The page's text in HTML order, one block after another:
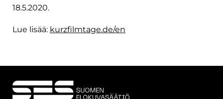
18.5.2020.
Lue lisää: kurzfilmtage.de/en